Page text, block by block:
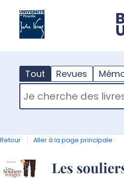
Tout Revues
RECHERCHER DANS "TOUT"
Retour Aller à la page principale
DétailLes